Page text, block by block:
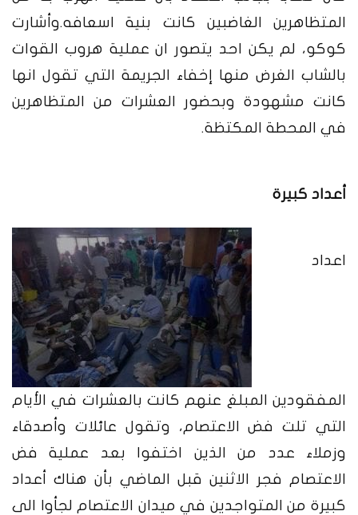
المتظاهرين الغاضبين كانت بنية اسعافه.وأشارت
كوكو، لم يكن احد يتصور ان عملية هروب القوات
بالشاب الغرض منها إخفاء الجريمة التي تقول انها
كانت مشهودة وبحضور العشرات من المتظاهرين
في المحطة المكتظة.
أعداد كبيرة
اعداد
المفقودين المبلغ عنهم كانت بالعشرات في الأيام
التي تلت فض الاعتصام، وتقول عائلات وأصدقاء
وزملاء عدد من الذين اختفوا بعد عملية فض
الاعتصام فجر الاثنين قبل الماضي بأن هناك أعداد
كبيرة من المتواجدين في ميدان الاعتصام لجأوا الى